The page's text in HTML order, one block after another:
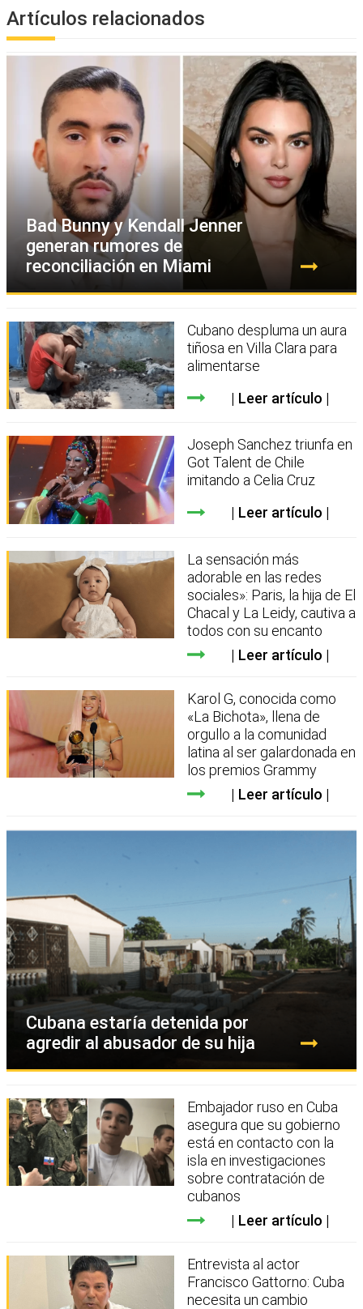
Artículos relacionados
Bad Bunny y Kendall Jenner
generan rumores de
reconciliación en Miami
Cubano despluma un aura
tiñosa en Villa Clara para
alimentarse
Leer artículo
Joseph Sanchez triunfa en
Got Talent de Chile
imitando a Celia Cruz
Leer artículo
La sensación más
adorable en las redes
sociales»: Paris, la hija de El
Chacal y La Leidy, cautiva a
todos con su encanto
Leer artículo
Karol G, conocida como
«La Bichota», llena de
orgullo a la comunidad
latina al ser galardonada en
los premios Grammy
Leer artículo
Cubana estaría detenida por
agredir al abusador de su hija
Embajador ruso en Cuba
asegura que su gobierno
está en contacto con la
isla en investigaciones
sobre contratación de
cubanos
Leer artículo
Entrevista al actor
Francisco Gattorno: Cuba
necesita un cambio